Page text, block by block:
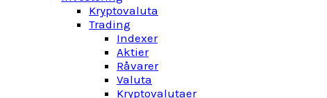
Kryptovaluta
Trading
Indexer
Aktier
Råvarer
Valuta
Kryptovalutaer